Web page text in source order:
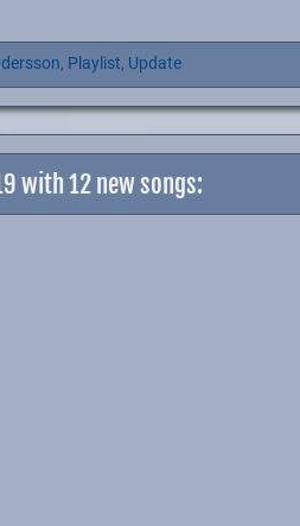
, Playlist, Update
with 12 new songs: